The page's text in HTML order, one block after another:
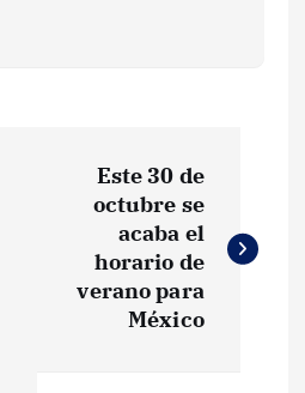
Este 30 de
octubre se
acaba el
horario de
verano para
México